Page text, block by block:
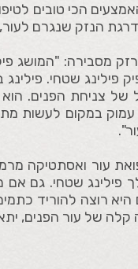
האמצעים הכי טובים
הנזק שנגרם
מסבירה: "המושג
פילינג שטחי.
של צניחת הפנים.
במקום לעשות
עור ואסתטיקה
פילינג שטחי. גם
רוצה להוריד
של עור הפנים,